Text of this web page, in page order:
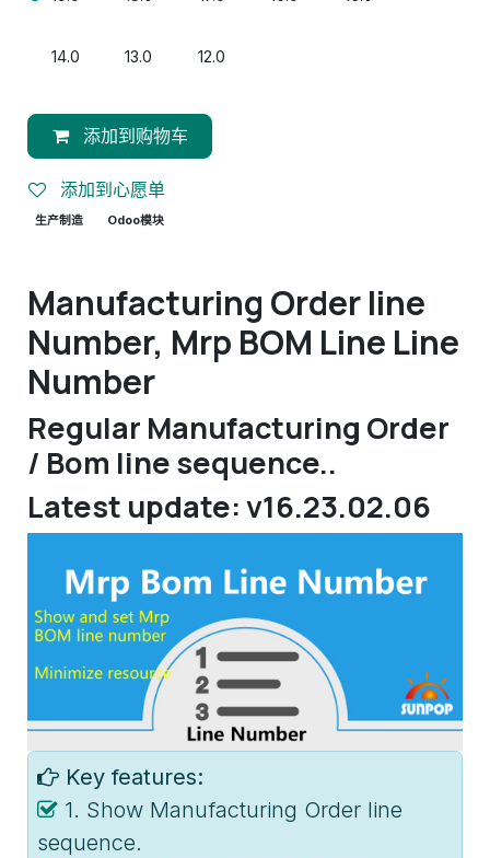
14.0 13.0 12.0
添加到购物车
添加到心愿单
生产制造 Odoo模块
Manufacturing Order line
Number, Mrp BOM Line Line
Number
Regular Manufacturing Order
/ Bom line sequence..
Latest update: v16.23.02.06
Key features:
1. Show Manufacturing Order line
sequence.